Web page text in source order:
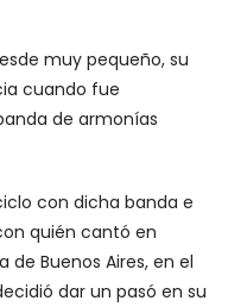
muy pequeño, su
cuando fue
de armonías
con dicha banda e
quién cantó en
Buenos Aires, en el
dar un pasó en su